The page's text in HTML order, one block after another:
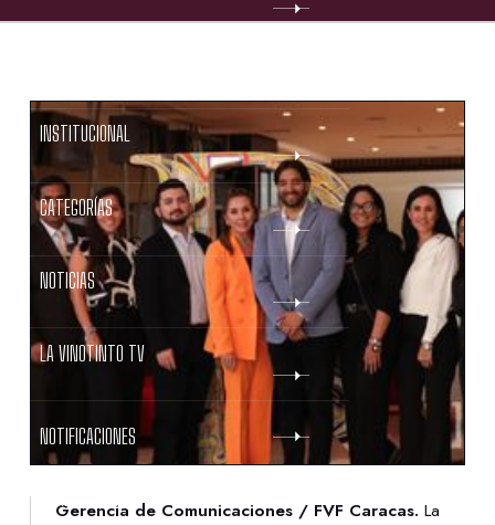
INSTITUCIONAL
CATEGORÍAS
NOTICIAS
LA VINOTINTO TV
NOTIFICACIONES
Gerencia de Comunicaciones / FVF Caracas. La